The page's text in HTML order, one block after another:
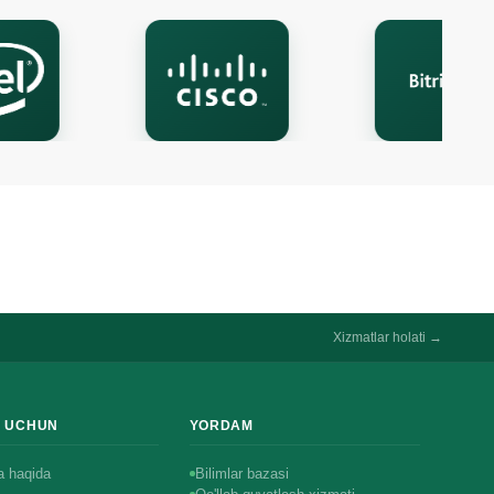
Xizmatlar holati →
UCHUN
haqida
YORDAM
Bilimlar bazasi